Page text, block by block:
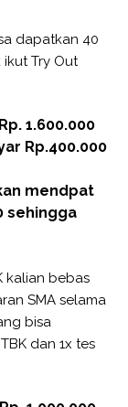
dapatkan 40
Try Out
1.600.000
Rp.400.000
mendpat
sehingga
kalian bebas
SMA selama
bisa
dan 1x tes